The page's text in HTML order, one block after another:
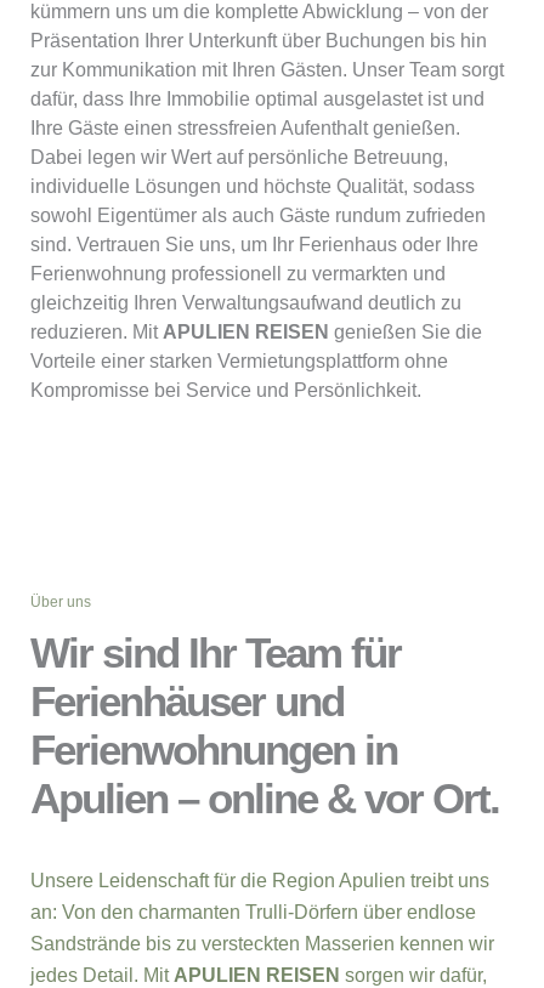
kümmern uns um die komplette Abwicklung – von der
Präsentation Ihrer Unterkunft über Buchungen bis hin
zur Kommunikation mit Ihren Gästen. Unser Team sorgt
dafür, dass Ihre Immobilie optimal ausgelastet ist und
Ihre Gäste einen stressfreien Aufenthalt genießen.
Dabei legen wir Wert auf persönliche Betreuung,
individuelle Lösungen und höchste Qualität, sodass
sowohl Eigentümer als auch Gäste rundum zufrieden
sind. Vertrauen Sie uns, um Ihr Ferienhaus oder Ihre
Ferienwohnung professionell zu vermarkten und
gleichzeitig Ihren Verwaltungsaufwand deutlich zu
reduzieren. Mit APULIEN REISEN genießen Sie die
Vorteile einer starken Vermietungsplattform ohne
Kompromisse bei Service und Persönlichkeit.
Über uns
Wir sind Ihr Team für
Ferienhäuser und
Ferienwohnungen in
Apulien – online & vor Ort.
Unsere Leidenschaft für die Region Apulien treibt uns
an: Von den charmanten Trulli-Dörfern über endlose
Sandstrände bis zu versteckten Masserien kennen wir
jedes Detail. Mit APULIEN REISEN sorgen wir dafür,